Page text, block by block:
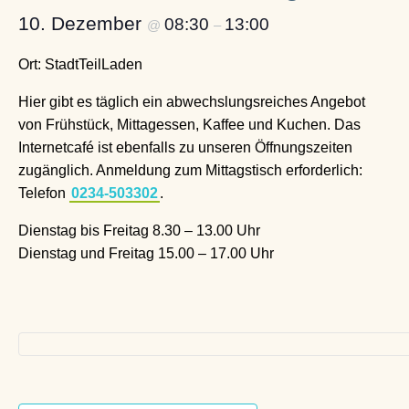
10. Dezember @ 08:30 – 13:00
Ort: StadtTeilLaden
Hier gibt es täglich ein abwechslungsreiches Angebot
von Frühstück, Mittagessen, Kaffee und Kuchen. Das
Internetcafé ist ebenfalls zu unseren Öffnungszeiten
zugänglich. Anmeldung zum Mittagstisch erforderlich:
Telefon 0234-503302.
Dienstag bis Freitag 8.30 – 13.00 Uhr
Dienstag und Freitag 15.00 – 17.00 Uhr